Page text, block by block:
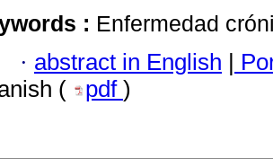
: Enfermedad
· abstract in English |
(
pdf )